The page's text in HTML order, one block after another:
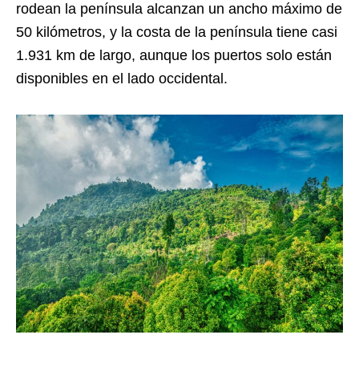
rodean la península alcanzan un ancho máximo de
50 kilómetros, y la costa de la península tiene casi
1.931 km de largo, aunque los puertos solo están
disponibles en el lado occidental.